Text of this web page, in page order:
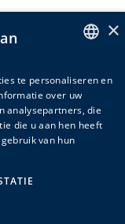
Diepte
DUTCH
FRENCH
×
te personaliseren en
over uw
analysepartners, die
die u aan hen heeft
van hun